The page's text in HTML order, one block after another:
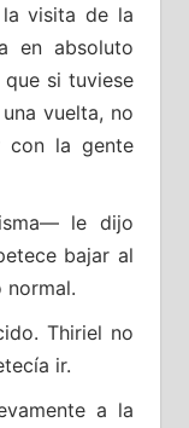
visita de la
en absoluto
si tuviese
vuelta, no
con la gente
le dijo
bajar al
Thiriel no
ir.
a la